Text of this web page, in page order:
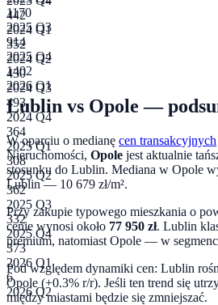
1170
2025 Q3
914
2025 Q4
1402
2026 Q1
442
2024 Q1
352
2024 Q2
430
2024 Q3
493
2024 Q4
364
2025 Q1
308
2025 Q2
362
2025 Q3
332
2025 Q4
373
2026 Q1
6
2026 Q2
Lublin vs Opole —
W oparciu o medianę cen transakcyjnych
Nieruchomości, Opole jest aktualnie
stosunku do Lublin. Mediana w Opole
Lublin— 10 679 zł/m².
Przy zakupie typowego mieszkania o
cenie wynosi około 77 950 zł. Lublin
premium, natomiast Opole — w
Pod względem dynamiki cen: Lublin
Opole (+0.3% r/r). Jeśli ten trend się
między miastami będzie się zmniejszać.